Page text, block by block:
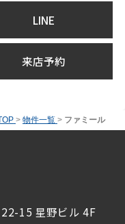
LINE
来店予約
> 物件一覧 > ファミール
15 星野ビル 4F